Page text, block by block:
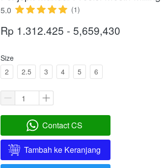
5.0 (1)
Rp 1.312.425 - 5,659,430
Size
2
2.5 3 4 5 6
` Contact CS
` Tambah ke Keranjang